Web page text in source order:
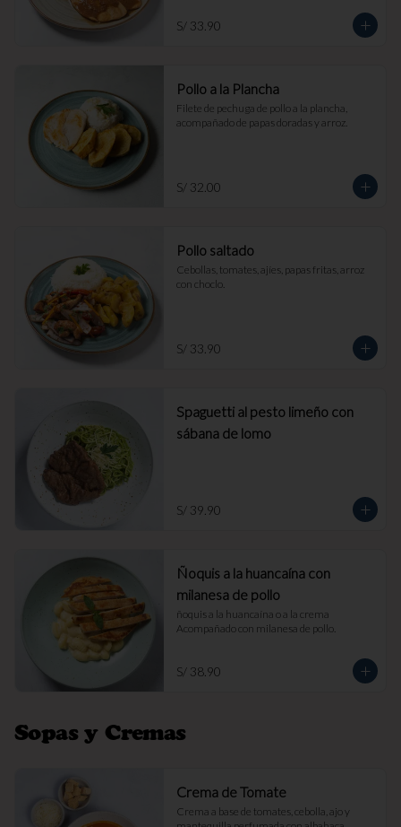
S/ 33.90
Pollo a la Plancha
Filete de pechuga de pollo a la plancha,
acompañado de papas doradas y arroz.
S/ 32.00
Pollo saltado
Cebollas, tomates, ajíes, papas fritas, arroz
con choclo.
S/ 33.90
Spaguetti al pesto limeño con
sábana de lomo
S/ 39.90
Ñoquis a la huancaína con
milanesa de pollo
ñoquis a la huancaína o a la crema
Acompañado con milanesa de pollo.
S/ 38.90
Sopas y Cremas
Crema de Tomate
Crema a base de tomates, cebolla, ajo y